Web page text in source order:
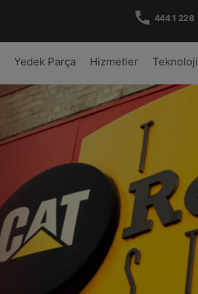
444 1 228
Yedek Parça Hizmetler Teknoloji